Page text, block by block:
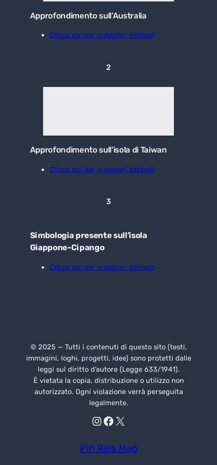
Approfondimento sull’Australia
Clicca qui per maggiori dettagli
2
Approfondimento sull’isola di Taiwan
Clicca qui per maggiori dettagli
3
Simbologia presente sull’isola
Giappone-Cipango
Clicca qui per maggiori dettagli
© 2025 — Tutti i contenuti di questo sito (testi,
immagini, loghi, progetti, idee) sono protetti dalle
leggi sul diritto d’autore (Legge 633/1941).
È vietata la copia, distribuzione o utilizzo non
autorizzato. Ogni violazione verrà perseguita
legalmente.
Instagram
Facebook
X
Piri Reis Map